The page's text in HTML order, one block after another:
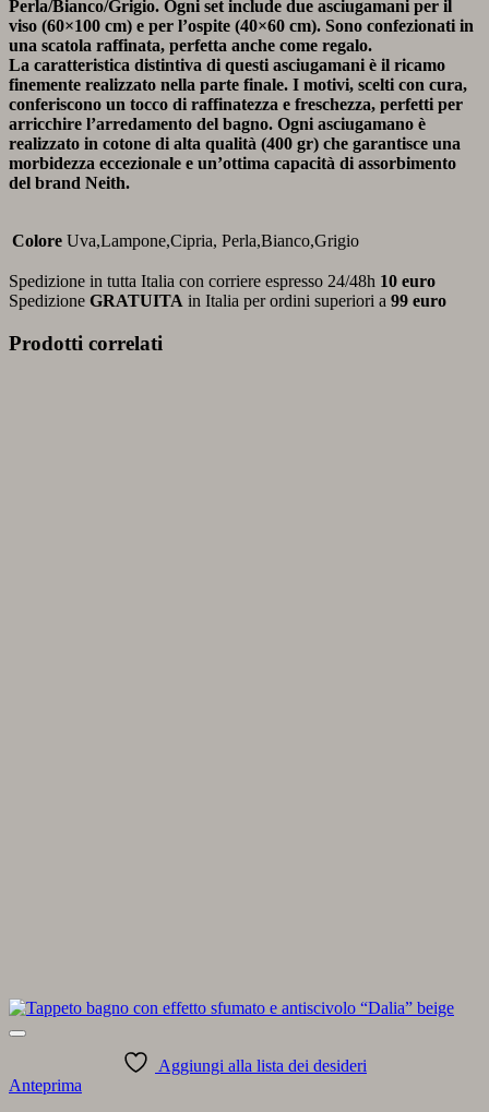
Perla/Bianco/Grigio. Ogni set include due asciugamani per il
viso (60×100 cm) e per l’ospite (40×60 cm). Sono confezionati in
una scatola raffinata, perfetta anche come regalo.
La caratteristica distintiva di questi asciugamani è il ricamo
finemente realizzato nella parte finale. I motivi, scelti con cura,
conferiscono un tocco di raffinatezza e freschezza, perfetti per
arricchire l’arredamento del bagno. Ogni asciugamano è
realizzato in cotone di alta qualità (400 gr) che garantisce una
morbidezza eccezionale e un’ottima capacità di assorbimento
del brand Neith.
Colore Uva,Lampone,Cipria, Perla,Bianco,Grigio
Spedizione in tutta Italia con corriere espresso 24/48h 10 euro
Spedizione GRATUITA in Italia per ordini superiori a 99 euro
Prodotti correlati
Aggiungi alla lista dei desideri
Anteprima